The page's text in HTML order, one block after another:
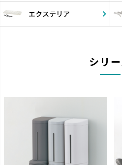
エクステリア
シリ